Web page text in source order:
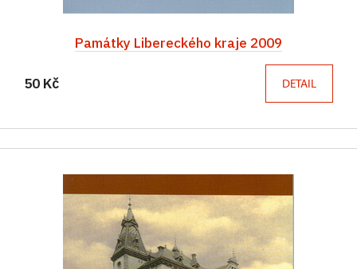
Památky Libereckého kraje 2009
50 Kč DETAIL